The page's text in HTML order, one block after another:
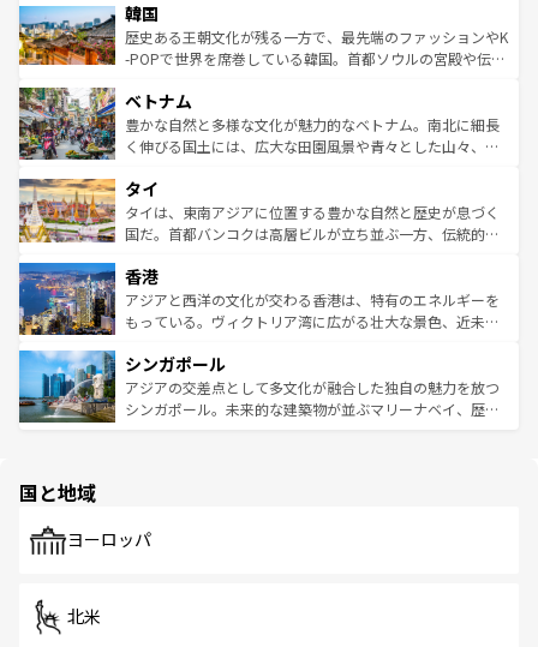
ワイを、存分に味わってほしい。 なお、新着のハワイ情報
はコンテンツ一覧を参照してほしい。
いる。アクティビティも充実しており、サーフィンやダイ
ビング、ハイキングなど、アウトドア好きにはたまらな
い。オーストラリアの多彩な魅力を存分に味わいつくそ
参照してほしい。
ン）、静ひつな山岳地帯である台湾東部など、都市の喧騒
と山間の静けさが共存しており、訪れる人に新しい発見と
驚きをもたらしてくれる。また、奥深い台湾の食文化も魅
容にもいいと評判のスイーツなど、バラエティ豊かな料理
が味わえる。 なお、新着の台湾情報は コンテンツ一覧を参
照してほしい。
韓国
歴史ある王朝文化が残る一方で、最先端のファッションやK
-POPで世界を席巻している韓国。首都ソウルの宮殿や伝統
き、地方に足を延ばせば四季折々の自然美を楽しむことが
できる。そして、キムチや焼肉、絶品のストリートフード
まで、さまざまな韓国料理が待っている。夜には、韓国な
リティに包まれながら、韓国の多彩な魅力を心ゆくまで味
わってみてほしい。 なお、新着の韓国情報はコンテンツ一
覧を参照してほしい。
ベトナム
豊かな自然と多様な文化が魅力的なベトナム。南北に細長
く伸びる国土には、広大な田園風景や青々とした山々、世
急速な発展と共に伝統が息づく。ハノイの古い町並みやホ
ーチミン市のフランス統治時代の建物も、独特の雰囲気を
醸し出している。また、バラエティの豊かさとおいしさで
とつ。フォーやバインミー、ベトナムコーヒーなどは、ぜ
ひ現地で味わいたい。どの地域を訪れてもあたたかい人々
が旅行者を迎えてくれるので、きっと忘れられない旅にな
参照してほしい。
タイ
タイは、東南アジアに位置する豊かな自然と歴史が息づく
国だ。首都バンコクは高層ビルが立ち並ぶ一方、伝統的な
の活気が交差している。北部ではチェンマイなどの山岳地
帯で自然と触れ合い、南部ではプーケットやクラビの美し
いビーチでリゾート気分を楽しむことができる。タイ料理
激する。気候は一年中温暖で、どの季節にも異なる楽しみ
が待っている。親しみやすいタイの人々、仏教を中心とし
た文化、そして多様な観光資源が、訪れる旅人を魅了し続
香港
アジアと西洋の文化が交わる香港は、特有のエネルギーを
もっている。ヴィクトリア湾に広がる壮大な景色、近未来
み、どこを訪れても感動するはず。観光スポットが密集し
ており、効率よく見どころを回れるのも魅力。息をのむよ
うな絶景から文化的な体験まで、香港を存分に楽しみ尽く
シンガポール
アジアの交差点として多文化が融合した独自の魅力を放つ
シンガポール。未来的な建築物が並ぶマリーナベイ、歴史
で、ホーカーズは地元の風情を楽しめる外せないスポット
国と地域
ヨーロッパ
北米